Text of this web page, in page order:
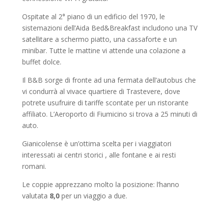
Ospitate al 2° piano di un edificio del 1970, le
sistemazioni dell’Aida Bed&Breakfast includono una TV
satellitare a schermo piatto, una cassaforte e un
minibar. Tutte le mattine vi attende una colazione a
buffet dolce.
Il B&B sorge di fronte ad una fermata dell’autobus che
vi condurrà al vivace quartiere di Trastevere, dove
potrete usufruire di tariffe scontate per un ristorante
affiliato. L’Aeroporto di Fiumicino si trova a 25 minuti di
auto.
Gianicolense è un’ottima scelta per i viaggiatori
interessati ai centri storici , alle fontane e ai resti
romani.
Le coppie apprezzano molto la posizione: l’hanno
valutata 8,0per un viaggio a due.